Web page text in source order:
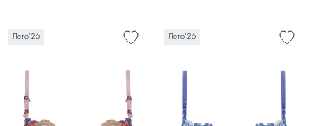
Лето’26 Лето’26